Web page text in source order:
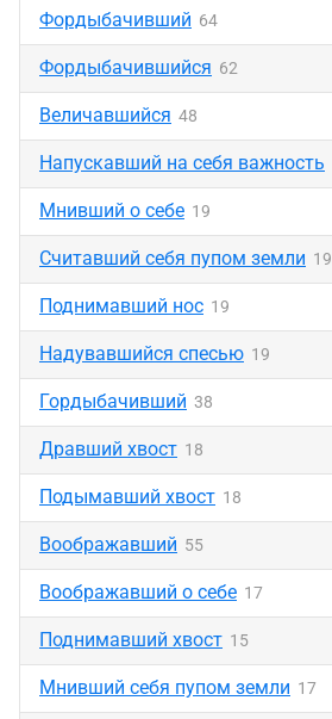
Фордыбачивший 64
Фордыбачившийся 62
Величавшийся 48
Напускавший на себя важность
Мнивший о себе 19
Считавший себя пупом земли 19
Поднимавший нос 19
Надувавшийся спесью 19
Гордыбачивший 38
Дравший хвост 18
Подымавший хвост 18
Воображавший 55
Воображавший о себе 17
Поднимавший хвост 15
Мнивший себя пупом земли 17